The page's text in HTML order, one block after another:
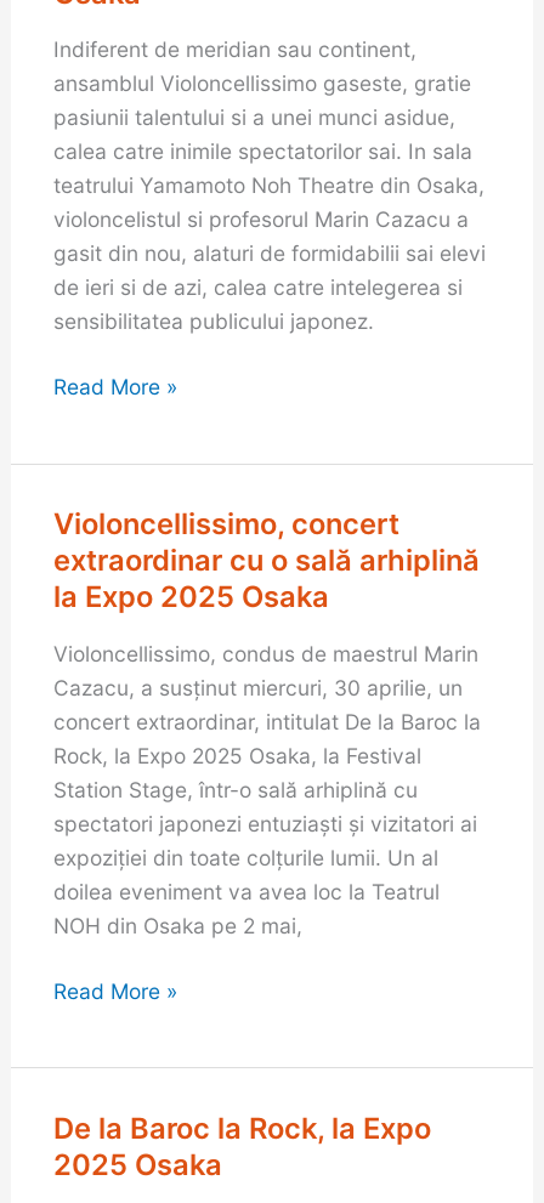
Indiferent de meridian sau continent,
ansamblul Violoncellissimo gaseste, gratie
pasiunii talentului si a unei munci asidue,
calea catre inimile spectatorilor sai. In sala
teatrului Yamamoto Noh Theatre din Osaka,
violoncelistul si profesorul Marin Cazacu a
gasit din nou, alaturi de formidabilii sai elevi
de ieri si de azi, calea catre intelegerea si
sensibilitatea publicului japonez.
NOH
Osaka
Read More »
Violoncellissimo, concert
extraordinar cu o sală arhiplină
la Expo 2025 Osaka
Violoncellissimo, condus de maestrul Marin
Cazacu, a susținut miercuri, 30 aprilie, un
concert extraordinar, intitulat De la Baroc la
Rock, la Expo 2025 Osaka, la Festival
Station Stage, într-o sală arhiplină cu
spectatori japonezi entuziaști și vizitatori ai
expoziției din toate colțurile lumii. Un al
doilea eveniment va avea loc la Teatrul
NOH din Osaka pe 2 mai,
Violoncellissimo,
concert
extraordinar
o
sală
arhiplină
la
Expo
2025
Osaka
Read More »
De la Baroc la Rock, la Expo
2025 Osaka
De
la